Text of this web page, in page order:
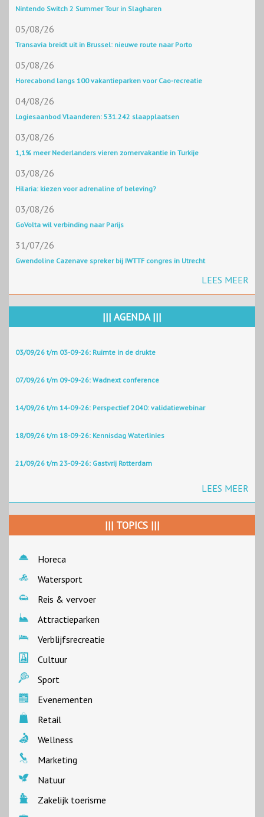
Nintendo Switch 2 Summer Tour in Slagharen
05/08/26
Transavia breidt uit in Brussel: nieuwe route naar Porto
05/08/26
Horecabond langs 100 vakantieparken voor Cao-recreatie
04/08/26
Logiesaanbod Vlaanderen: 531.242 slaapplaatsen
03/08/26
1,1% meer Nederlanders vieren zomervakantie in Turkije
03/08/26
Hilaria: kiezen voor adrenaline of beleving?
03/08/26
GoVolta wil verbinding naar Parijs
31/07/26
Gwendoline Cazenave spreker bij IWTTF congres in Utrecht
LEES MEER
||| AGENDA |||
03/09/26 t/m 03-09-26: Ruimte in de drukte
07/09/26 t/m 09-09-26: Wadnext conference
14/09/26 t/m 14-09-26: Perspectief 2040: validatiewebinar
18/09/26 t/m 18-09-26: Kennisdag Waterlinies
21/09/26 t/m 23-09-26: Gastvrij Rotterdam
LEES MEER
||| TOPICS |||
Horeca
Watersport
Reis & vervoer
Attractieparken
Verblijfsrecreatie
Cultuur
Sport
Evenementen
Retail
Wellness
Marketing
Natuur
Zakelijk toerisme